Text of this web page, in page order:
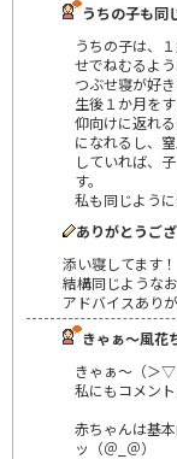
うちの子も同
うちの子は、
せでねむるよ
つぶせ寝が好
生後１か月を
仰向けに返れ
になれるし、
していれば、
す。
私も同じよう
ありがとうござ
添い寝してます！
結構同じような
アドバイスあり
きゃぁ～風花
きゃぁ～（＞▽
私にもコメン
赤ちゃんは基
ッ（＠_＠）